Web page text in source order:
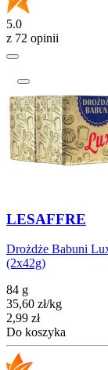
5.0
z 72 opinii
LESAFFRE
Drożdże Babuni
(2x42g)
84 g
35,60 zł/kg
Cena
2,99 zł
Do koszyka